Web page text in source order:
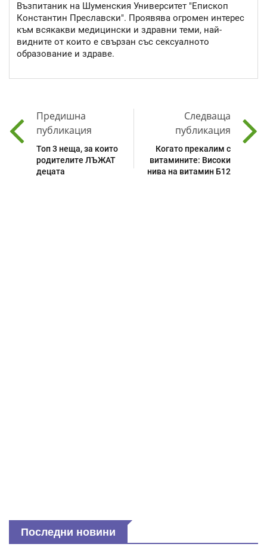
Възпитаник на Шуменския Университет "Епископ
Константин Преславски". Проявява огромен интерес
към всякакви медицински и здравни теми, най-
видните от които е свързан със сексуалното
образование и здраве.
Предишна
публикация
Топ 3 неща, за които
родителите ЛЪЖАТ
децата
Следваща
публикация
Когато прекалим с
витамините: Високи
нива на витамин Б12
Последни новини